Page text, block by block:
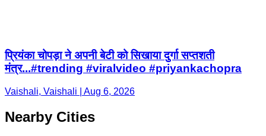
प्रियंका चोपड़ा ने अपनी बेटी को सिखाया दुर्गा सप्तशती
मंत्र...#trending #viralvideo #priyankachopra
Vaishali, Vaishali | Aug 6, 2026
Nearby Cities